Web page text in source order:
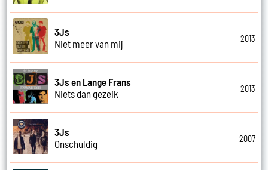
3Js
Niet meer van mij
2013
3Js en Lange Frans
Niets dan gezeik
2013
3Js
Onschuldig
2007